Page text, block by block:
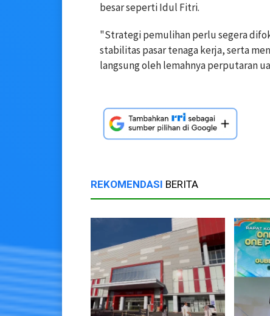
besar seperti Idul Fitri.
"Strategi pemulihan perlu segera
stabilitas pasar tenaga kerja, serta
langsung oleh lemahnya perputaran
REKOMENDASI BERITA